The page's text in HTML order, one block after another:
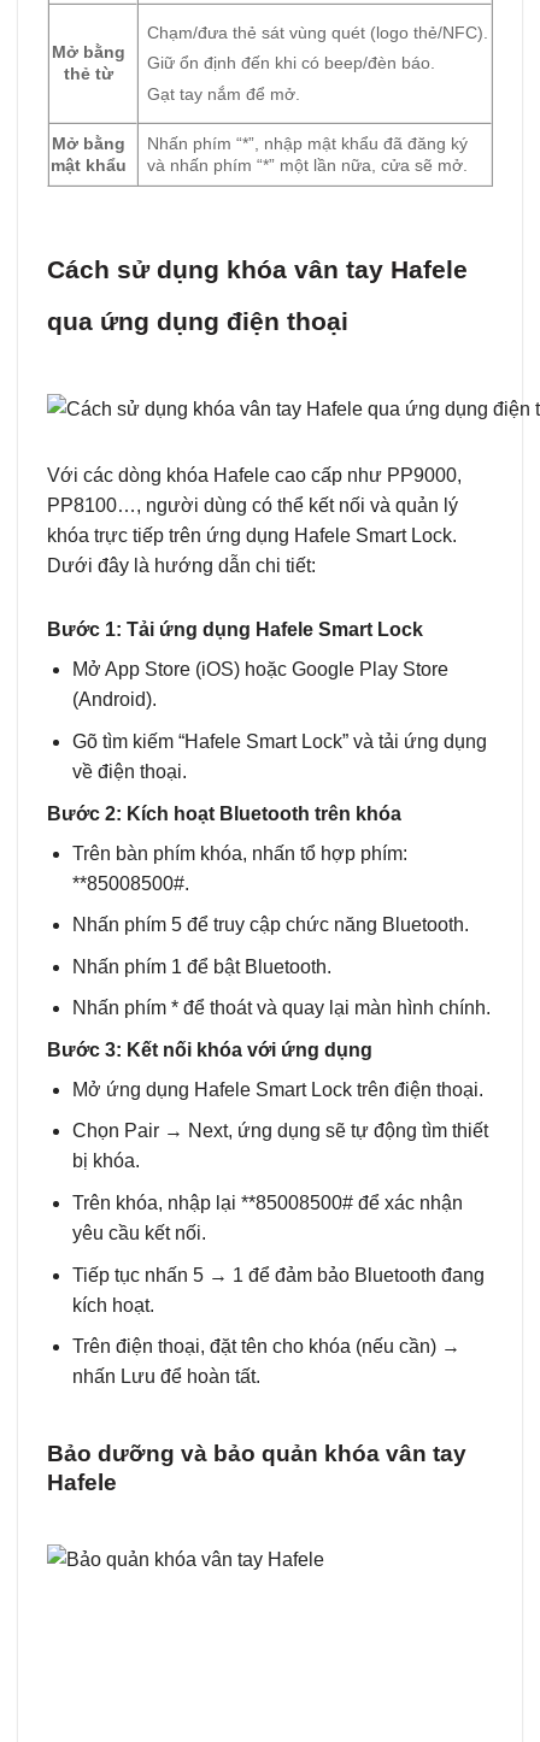
Mở bằng
thẻ từ
Chạm/đưa thẻ sát vùng quét (logo thẻ/NFC).
Giữ ổn định đến khi có beep/đèn báo.
Gạt tay nắm để mở.
Mở bằng
mật khẩu
Nhấn phím “*”, nhập mật khẩu đã đăng ký
và nhấn phím “*” một lần nữa, cửa sẽ mở.
Cách sử dụng khóa vân tay Hafele
qua ứng dụng điện thoại
Với các dòng khóa Hafele cao cấp như PP9000,
PP8100…, người dùng có thể kết nối và quản lý
khóa trực tiếp trên ứng dụng Hafele Smart Lock.
Dưới đây là hướng dẫn chi tiết:
Bước 1: Tải ứng dụng Hafele Smart Lock
Mở App Store (iOS) hoặc Google Play Store
(Android).
Gõ tìm kiếm “Hafele Smart Lock” và tải ứng dụng
về điện thoại.
Bước 2: Kích hoạt Bluetooth trên khóa
Trên bàn phím khóa, nhấn tổ hợp phím:
**85008500#.
Nhấn phím 5 để truy cập chức năng Bluetooth.
Nhấn phím 1 để bật Bluetooth.
Nhấn phím * để thoát và quay lại màn hình chính.
Bước 3: Kết nối khóa với ứng dụng
Mở ứng dụng Hafele Smart Lock trên điện thoại.
Chọn Pair → Next, ứng dụng sẽ tự động tìm thiết
bị khóa.
Trên khóa, nhập lại **85008500# để xác nhận
yêu cầu kết nối.
Tiếp tục nhấn 5 → 1 để đảm bảo Bluetooth đang
kích hoạt.
Trên điện thoại, đặt tên cho khóa (nếu cần) →
nhấn Lưu để hoàn tất.
Bảo dưỡng và bảo quản khóa vân tay
Hafele